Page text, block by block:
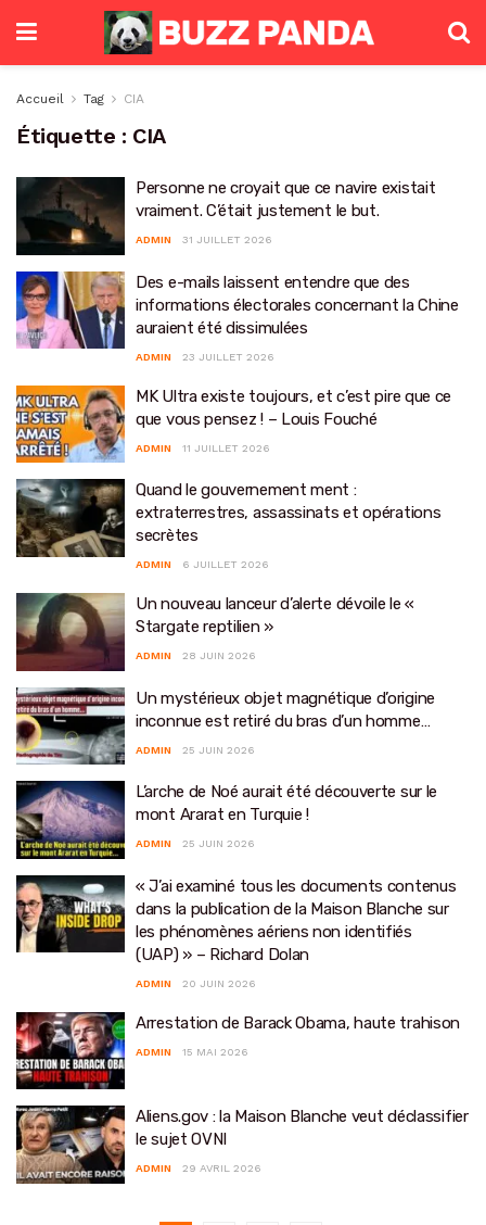
Accueil Tag CIA
Étiquette : CIA
Personne ne croyait que ce navire existait
vraiment. C’était justement le but.
ADMIN 31 JUILLET 2026
Des e-mails laissent entendre que des
informations électorales concernant la Chine
auraient été dissimulées
ADMIN 23 JUILLET 2026
MK Ultra existe toujours, et c’est pire que ce
que vous pensez ! – Louis Fouché
ADMIN 11 JUILLET 2026
Quand le gouvernement ment :
extraterrestres, assassinats et opérations
secrètes
ADMIN 6 JUILLET 2026
Un nouveau lanceur d’alerte dévoile le «
Stargate reptilien »
ADMIN 28 JUIN 2026
Un mystérieux objet magnétique d’origine
inconnue est retiré du bras d’un homme…
ADMIN 25 JUIN 2026
L’arche de Noé aurait été découverte sur le
mont Ararat en Turquie !
ADMIN 25 JUIN 2026
« J’ai examiné tous les documents contenus
dans la publication de la Maison Blanche sur
les phénomènes aériens non identifiés
(UAP) » – Richard Dolan
ADMIN 20 JUIN 2026
Arrestation de Barack Obama, haute trahison
ADMIN 15 MAI 2026
Aliens.gov : la Maison Blanche veut déclassifier
le sujet OVNI
ADMIN 29 AVRIL 2026